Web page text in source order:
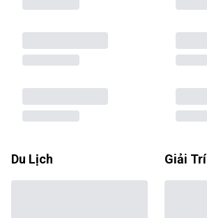
Du Lịch Giải Trí